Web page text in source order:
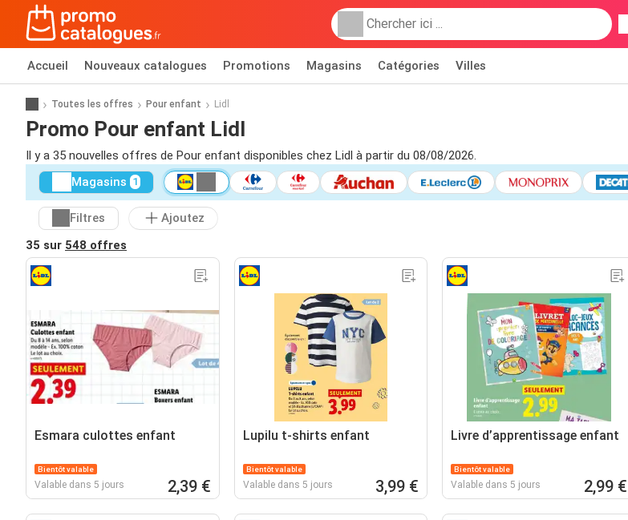
Accueil Nouveaux catalogues Promotions Magasins Catégories Villes
Toutes les offres Pour enfant Lidl
Promo Pour enfant Lidl
Il y a 35 nouvelles offres de Pour enfant disponibles chez Lidl à partir du 08/08/2026.
Magasins 1
Filtres
Ajoutez
35 sur 548 offres
Esmara culottes enfant
Bientôt valable
Valable dans 5 jours 2,39 €
Lupilu t-shirts enfant
Bientôt valable
Valable dans 5 jours 3,99 €
Livre d’apprentissage enfant
Bientôt valable
Valable dans 5 jours 2,99 €